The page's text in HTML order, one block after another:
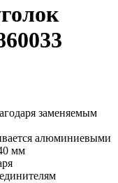
заменяемым
алюминиевыми
мм